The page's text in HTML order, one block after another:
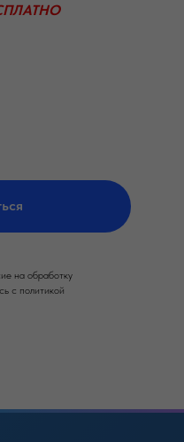
на обработку
c политикой